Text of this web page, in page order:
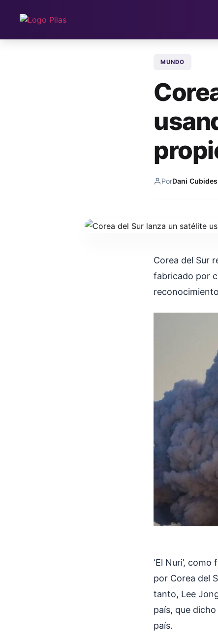
MUNDO
PorDani Cubides
Corea del Sur
fabricado por
‘El Nuri’,
por Corea del
tanto, Lee
país, que
país.